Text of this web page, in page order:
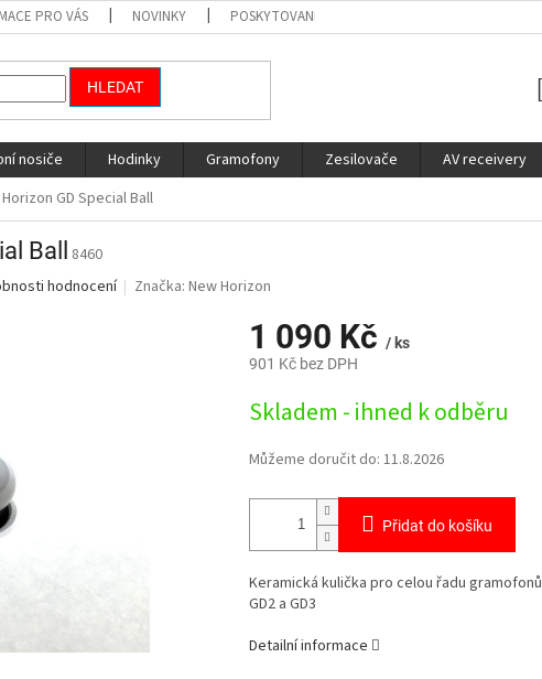
PRO VÁS NOVINKY POSKYTOVANÉ SLUŽBY
HLEDAT
nosiče Hodinky Gramofony Zesilovače AV receivery
GD Special Ball
Ball 8460
hodnocení Značka:New Horizon
1 090 Kč / ks
901 Kč bez DPH
cena:
Skladem - ihned k odběru
Můžeme doručit do: 11.8.2026
Přidat do košíku
Keramická kulička pro celou řadu
GD2 a GD3
Detailní informace